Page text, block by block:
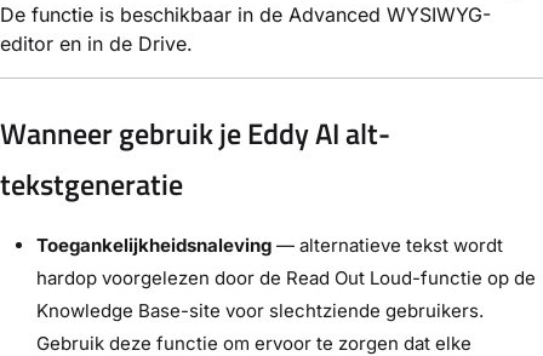
De functie is beschikbaar in de Advanced WYSIWYG-
editor en in de Drive.
Wanneer gebruik je Eddy AI alt-
tekstgeneratie
Toegankelijkheidsnaleving — alternatieve tekst wordt
hardop voorgelezen door de Read Out Loud-functie op de
Knowledge Base-site voor slechtziende gebruikers.
Gebruik deze functie om ervoor te zorgen dat elke